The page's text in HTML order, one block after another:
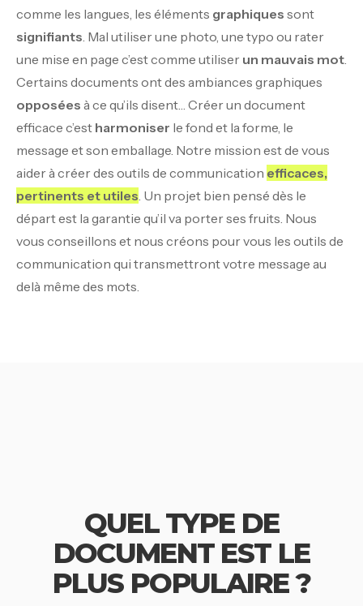
comme les langues, les éléments graphiques sont
signifiants. Mal utiliser une photo, une typo ou rater
une mise en page c’est comme utiliser un mauvais mot.
Certains documents ont des ambiances graphiques
opposées à ce qu’ils disent… Créer un document
efficace c’est harmoniser le fond et la forme, le
message et son emballage. Notre mission est de vous
aider à créer des outils de communication efficaces,
pertinents et utiles. Un projet bien pensé dès le
départ est la garantie qu’il va porter ses fruits. Nous
vous conseillons et nous créons pour vous les outils de
communication qui transmettront votre message au
delà même des mots.
QUEL TYPE DE
DOCUMENT EST LE
PLUS POPULAIRE ?